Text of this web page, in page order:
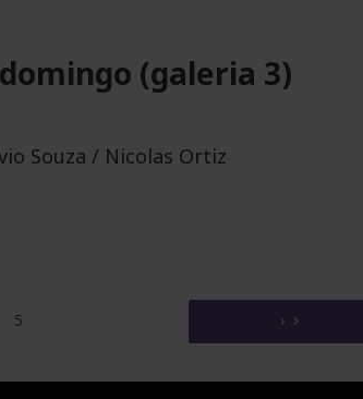
(galeria 3)
Souza / Nicolas Ortiz
5 ›